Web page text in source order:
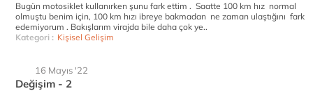
Bugün motosiklet kullanırken şunu fark ettim . Saatte 100 km hız normal
olmuştu benim için, 100 km hızı ibreye bakmadan ne zaman ulaştığını fark
edemiyorum . Bakışlarım virajda bile daha çok ye..
Kategori : Kişisel Gelişim
16 Mayıs '22
Değişim - 2